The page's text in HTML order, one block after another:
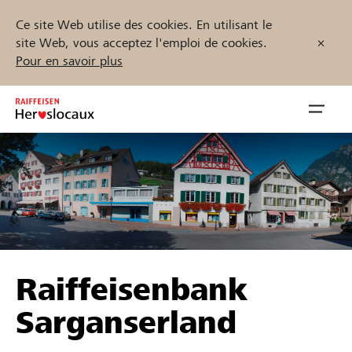
Ce site Web utilise des cookies. En utilisant le
site Web, vous acceptez l'emploi de cookies.
Pour en savoir plus
Inhalt
springen
öffnen
Parrainer
Soutien & assistance
Trouvez des projets et des organisations
Démarrez maintenant
Raiffeisenbank
Sarganserland